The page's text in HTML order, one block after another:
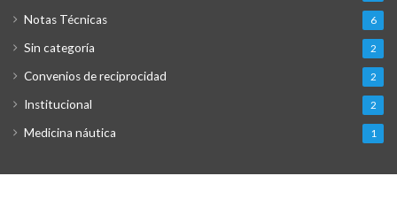
Notas Técnicas 6
Sin categoría 2
Convenios de reciprocidad 2
Institucional 2
Medicina náutica 1